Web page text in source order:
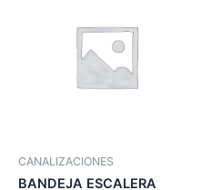
CANALIZACIONES
BANDEJA ESCALERA